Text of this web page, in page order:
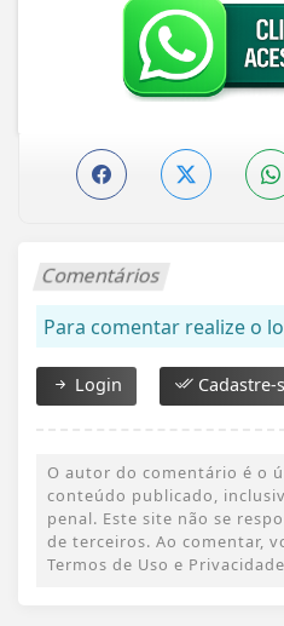
Comentários
Para comentar realize o
Login Cadastre-
O autor do comentário é o
conteúdo publicado,
penal. Este site não se
de terceiros. Ao comentar,
Termos de Uso e